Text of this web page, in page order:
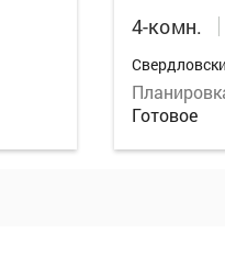
4-комн.
Готовое